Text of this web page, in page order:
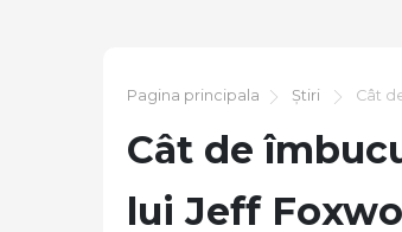
Pagina principala Știri Cât
Cât de
lui Jeff